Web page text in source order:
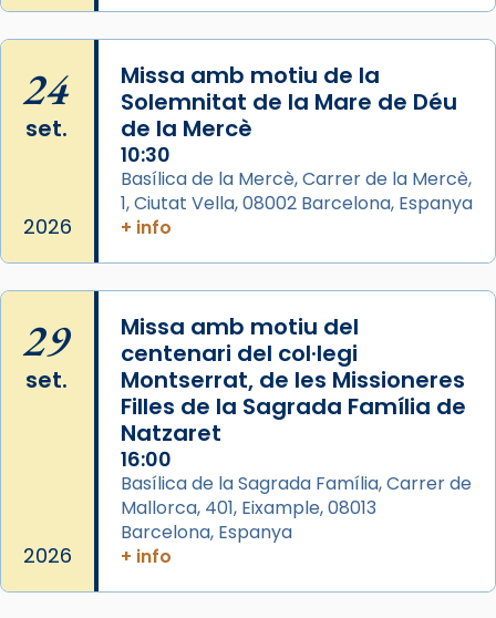
2 weeks ago
seu germà Joan i Pere un dels que
acompanyava més de prop Jesús.
Segons el llibre dels Fets (12,2) fou el primer
apòstol màrtir, decapitat a Jerusalem per
Herodes Agripa (vers l'any 44).
musulmanes fou venerat com a patró dels
Regnes castellans i més tard de tota
Espanya.
El seu sepulcre a Compostela fou un gran
centre de peregrinacions medievals de tot
el món cristià, després de Roma i terra
«A Raïms de Sant Jaume, raïms aigualits;
raïms de setembre te'n llepes els dits»,
segons una dita popular.
24
set.
2026
Missa amb motiu de la
Solemnitat de la Mare de Déu
de la Mercè
10:30
Basílica de la Mercè, Carrer de la Mercè,
1, Ciutat Vella, 08002 Barcelona, Espanya
+ info
29
set.
2026
Missa amb motiu del
centenari del col·legi
Montserrat, de les Missioneres
Filles de la Sagrada Família de
Natzaret
16:00
Basílica de la Sagrada Família, Carrer de
Mallorca, 401, Eixample, 08013
Barcelona, Espanya
+ info